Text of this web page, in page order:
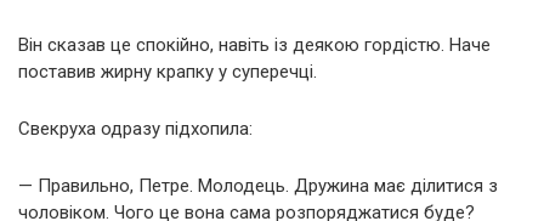
Він сказав це спокійно, навіть із деякою гордістю. Наче
поставив жирну крапку у суперечці.
Свекруха одразу підхопила:
— Правильно, Петре. Молодець. Дружина має ділитися з
чоловіком. Чого це вона сама розпоряджатися буде?